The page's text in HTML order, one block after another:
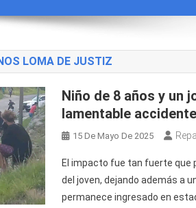
LOMA DE JUSTIZ
Niño de 8 años y un
lamentable
15 De Mayo De 2025
El impacto fue tan fuerte que
del joven, dejando además a
permanece ingresado en